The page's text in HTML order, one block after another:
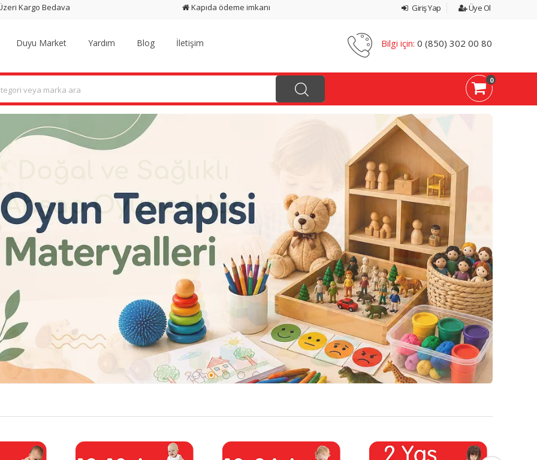
Kargo Bedava Kapıda ödeme imkanı Giriş Yap Üye Ol
Duyu Market Yardım Blog İletişim Bilgi için: 0 (850) 302 00 80
0